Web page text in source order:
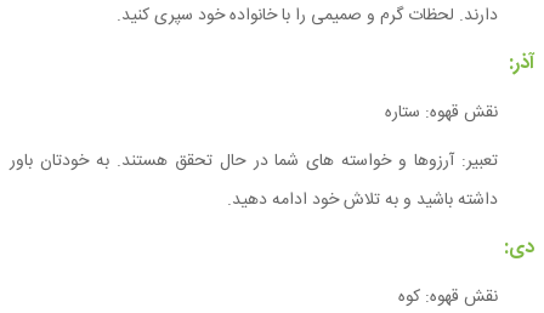
دارند. لحظات گرم و صمیمی را با خانواده خود سپری کنید.
آذر:
نقش قهوه: ستاره
تعبیر: آرزوها و خواسته های شما در حال تحقق هستند. به خودتان باور
داشته باشید و به تلاش خود ادامه دهید.
دی:
نقش قهوه: کوه